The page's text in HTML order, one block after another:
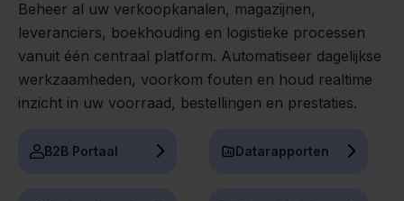
Beheer al uw verkoopkanalen, magazijnen,
leveranciers, boekhouding en logistieke processen
vanuit één centraal platform. Automatiseer dagelijkse
werkzaamheden, voorkom fouten en houd realtime
inzicht in uw voorraad, bestellingen en prestaties.
B2B Portaal Datarapporten